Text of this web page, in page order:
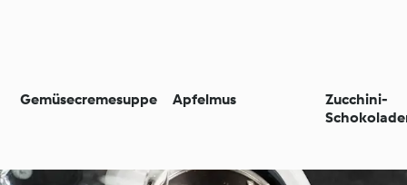
Gemüsecremesuppe Apfelmus
Zucchini-